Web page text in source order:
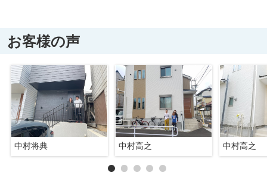
お客様の声
中村将典 中村高之 中村高之